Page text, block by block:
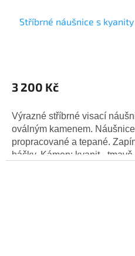
Stříbrné náušnice s
3 200 Kč
Výrazné stříbrné visací
oválným kamenem.
propracované a tepané.
háčky. Kámen: kyanit - tmavě...